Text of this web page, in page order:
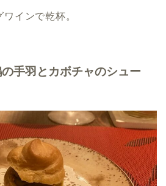
インで乾杯。
手羽とカボチャのシュー